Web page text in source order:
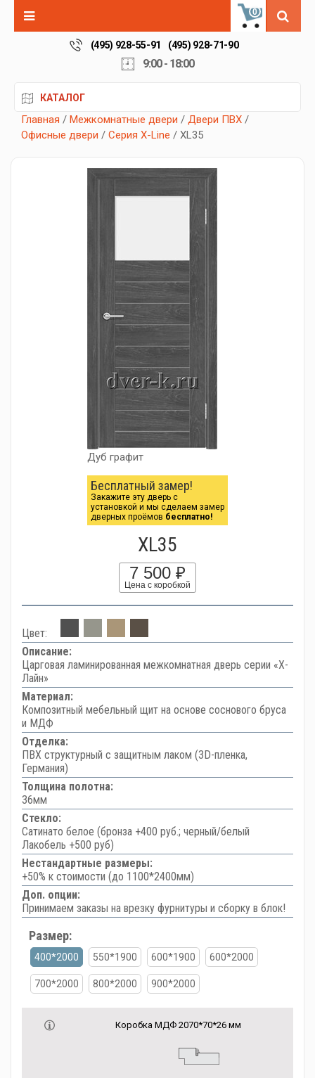
0
(495) 928-55-91 (495) 928-71-90
9:00 - 18:00
КАТАЛОГ
Главная / Межкомнатные двери / Двери ПВХ /
Офисные двери / Серия X-Line / XL35
Дуб графит
Бесплатный замер!
Закажите эту дверь с
установкой и мы сделаем замер
дверных проёмов бесплатно!
XL35
7 500 ₽
Цена с коробкой
Цвет:
Описание:
Царговая ламинированная межкомнатная дверь серии «Х-
Лайн»
Материал:
Композитный мебельный щит на основе соснового бруса
и МДФ
Отделка:
ПВХ структурный с защитным лаком (3D-пленка,
Германия)
Толщина полотна:
36мм
Стекло:
Сатинато белое (бронза +400 руб.; черный/белый
Лакобель +500 руб)
Нестандартные размеры:
+50% к стоимости (до 1100*2400мм)
Доп. опции:
Принимаем заказы на врезку фурнитуры и сборку в блок!
Размер:
400*2000 550*1900 600*1900 600*2000
700*2000 800*2000 900*2000
Коробка МДФ 2070*70*26 мм